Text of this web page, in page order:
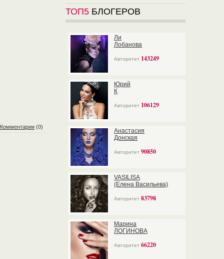
Комментарии (0)
ТОП5 БЛОГЕРОВ
Ли
Лобанова
Авторитет 143249
Юрий
К
Авторитет 106129
Анастасия
Донская
Авторитет 90850
VASILISA
(Елена Васильева)
Авторитет 83798
Марина
ЛОГИНОВА
Авторитет 66220